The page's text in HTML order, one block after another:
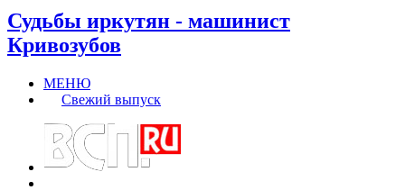
Судьбы иркутян - машинист
Кривозубов
МЕНЮ
Свежий выпуск